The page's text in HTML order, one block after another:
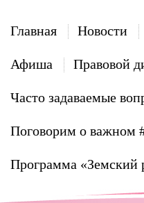
Главная Новости
Афиша Правовой
Часто задаваемые
Поговорим о важном
Программа «Земский